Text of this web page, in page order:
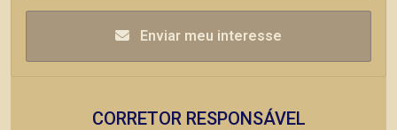
Enviar meu interesse
CORRETOR RESPONSÁVEL